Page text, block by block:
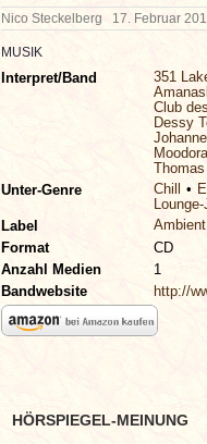
Nico Steckelberg 17. Februar
MUSIK
Interpret/Band 351
Club
Dessy
Unter-Genre
Chill
Label
Format
CD
Anzahl Medien
1
Bandwebsite
http://
HÖRSPIEGEL-MEINUNG